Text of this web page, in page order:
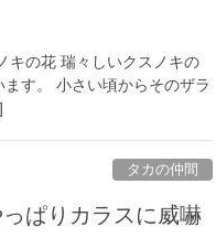
キの花 瑞々しいクスノキの
す。 小さい頃からそのザラ
タカの仲間
ぱりカラスに威嚇